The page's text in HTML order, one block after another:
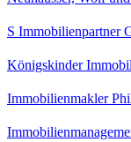
S Immobilienpartner
Königskinder
Immobilienmakler